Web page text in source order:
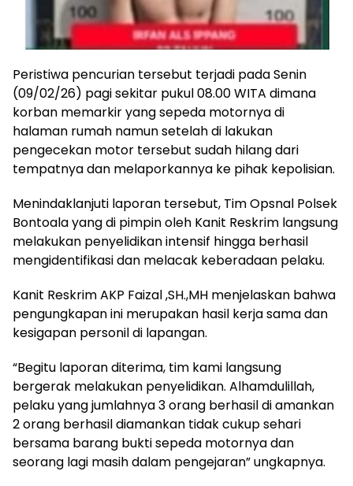
Peristiwa pencurian tersebut terjadi pada Senin
(09/02/26) pagi sekitar pukul 08.00 WITA dimana
korban memarkir yang sepeda motornya di
halaman rumah namun setelah di lakukan
pengecekan motor tersebut sudah hilang dari
tempatnya dan melaporkannya ke pihak kepolisian.
Menindaklanjuti laporan tersebut, Tim Opsnal Polsek
Bontoala yang di pimpin oleh Kanit Reskrim langsung
melakukan penyelidikan intensif hingga berhasil
mengidentifikasi dan melacak keberadaan pelaku.
Kanit Reskrim AKP Faizal ,SH.,MH menjelaskan bahwa
pengungkapan ini merupakan hasil kerja sama dan
kesigapan personil di lapangan.
“Begitu laporan diterima, tim kami langsung
bergerak melakukan penyelidikan. Alhamdulillah,
pelaku yang jumlahnya 3 orang berhasil di amankan
2 orang berhasil diamankan tidak cukup sehari
bersama barang bukti sepeda motornya dan
seorang lagi masih dalam pengejaran” ungkapnya.